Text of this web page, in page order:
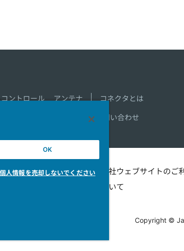
ントロール アンテナ コネクタとは
お問い合わせ
イナンバー情報保護ポ
当社ウェブサイトのご
ついて
Copyright ©
OK
個人情報を売却しないでください